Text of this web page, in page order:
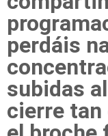
perdáis
subidas
cierre tan